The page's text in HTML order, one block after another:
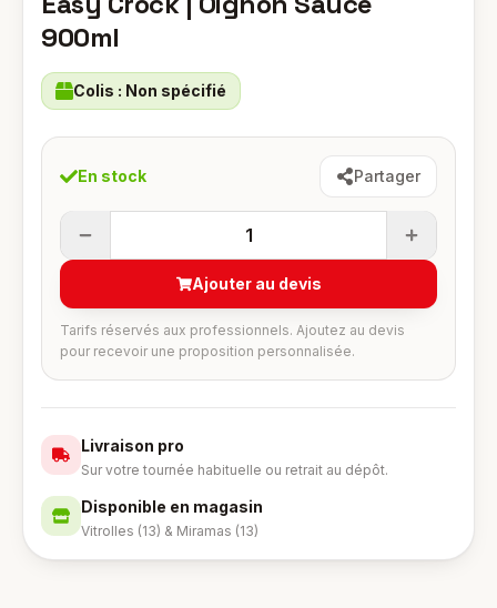
900ml
Colis : Non spécifié
En stock Partager
1
Ajouter au devis
Tarifs réservés aux professionnels. Ajoutez au devis
pour recevoir une proposition personnalisée.
Livraison pro
Sur votre tournée habituelle ou retrait au dépôt.
Disponible en magasin
Vitrolles (13) & Miramas (13)